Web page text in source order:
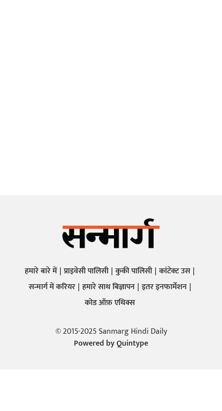
हमारे बारे में प्राइवेसी पालिसी कुकी पालिसी कांटेक्ट उस
सन्मार्ग में करियर हमारे साथ बिज्ञापन इतर इनफार्मेशन
कोड ऑफ़ एथिक्स
© 2015-2025 Sanmarg Hindi Daily
Powered byQuintype